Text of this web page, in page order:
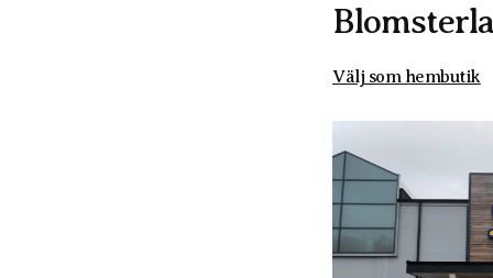
Välj som hembutik